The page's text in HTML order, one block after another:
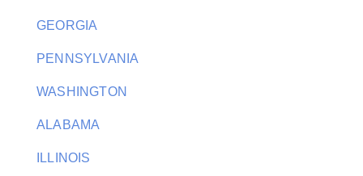
GEORGIA
PENNSYLVANIA
WASHINGTON
ALABAMA
ILLINOIS